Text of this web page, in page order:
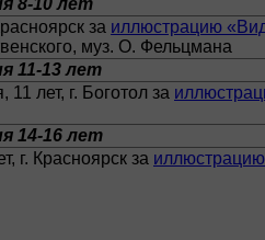
8-10 лет
за иллюстрацию
муз. О. Фельцмана
11-13 лет
лет, г. Боготол за
14-16 лет
г. Красноярск за